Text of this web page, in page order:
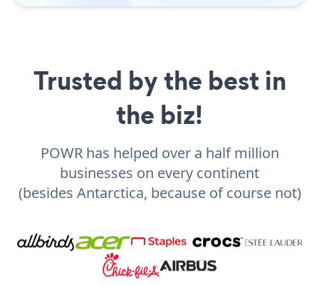
Trusted by the best in
the biz!
POWR has helped over a half million
businesses on every continent
(besides Antarctica, because of course not)